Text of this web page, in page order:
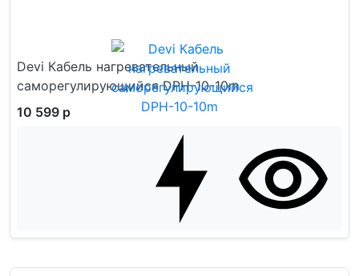
Devi Кабель нагревательный
саморегулирующийся DPH-10-10m
10 599 р